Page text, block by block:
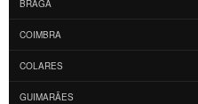
BRAGA
COIMBRA
COLARES
GUIMARÃES